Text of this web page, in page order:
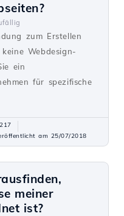
zum Erstellen
Webdesign-
ein
für spezifische
am 25/07/2018
meiner
ist?